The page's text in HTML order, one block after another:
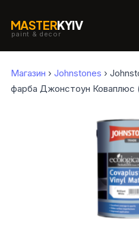
MASTERKYIV
paint & decor
Магазин › Johnstones ›
фарба Джонстоун Коваплюс